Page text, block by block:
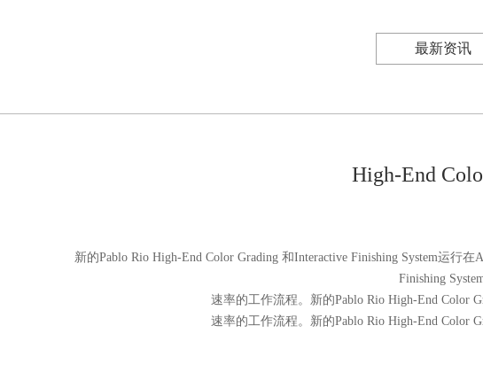
最新资讯
High-End
新的Pablo Rio High-End Color Grading 和Interactive Finishing System运行
Finishing
速率的工作流程。新的Pablo Rio High-End Color
速率的工作流程。新的Pablo Rio High-End Color